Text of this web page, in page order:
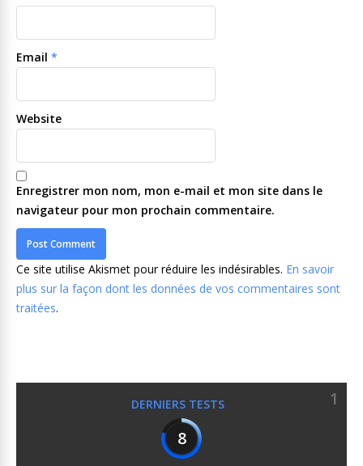
Email *
Website
Enregistrer mon nom, mon e-mail et mon site dans le
navigateur pour mon prochain commentaire.
Ce site utilise Akismet pour réduire les indésirables. En savoir
plus sur la façon dont les données de vos commentaires sont
traitées.
DERNIERS TESTS
1
8